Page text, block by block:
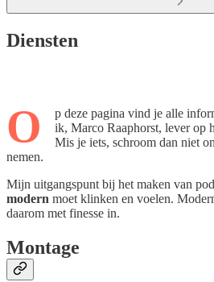
Diensten
O
p deze pagina vind je alle
ik, Marco Raaphorst, lever op
Mis je iets, schroom dan niet
nemen.
Mijn uitgangspunt bij het maken van
modern moet klinken en voelen.
daarom met finesse in.
Montage